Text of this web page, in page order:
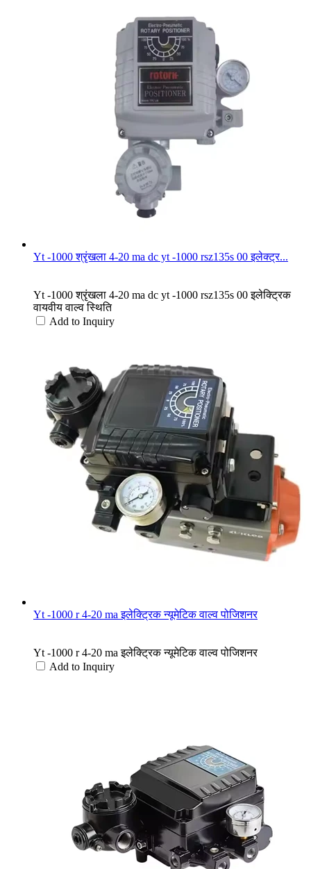
Yt -1000 श्रृंखला 4-20 ma dc yt -1000 rsz135s 00 इलेक्ट्र...
Yt -1000 श्रृंखला 4-20 ma dc yt -1000 rsz135s 00 इलेक्ट्रिक
वायवीय वाल्व स्थिति
Add to Inquiry
Yt -1000 r 4-20 ma इलेक्ट्रिक न्यूमेटिक वाल्व पोजिशनर
Yt -1000 r 4-20 ma इलेक्ट्रिक न्यूमेटिक वाल्व पोजिशनर
Add to Inquiry